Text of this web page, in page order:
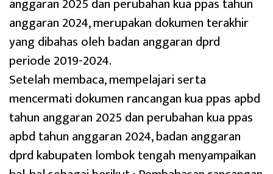
anggaran 2024, merupakan dokumen terakhir
yang dibahas oleh badan anggaran dprd
periode 2019-2024.
Setelah membaca, mempelajari serta
mencermati dokumen rancangan kua ppas apbd
tahun anggaran 2025 dan perubahan kua ppas
apbd tahun anggaran 2024, badan anggaran
dprd kabupaten lombok tengah menyampaikan